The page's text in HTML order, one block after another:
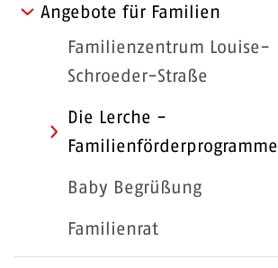
Angebote für Familien
Familienzentrum Louise-
Schroeder-Straße
Die Lerche -
Familienförderprogramme
Baby Begrüßung
Familienrat